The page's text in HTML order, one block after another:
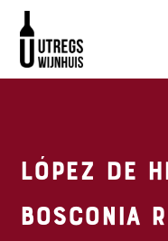
López de
Bosconia